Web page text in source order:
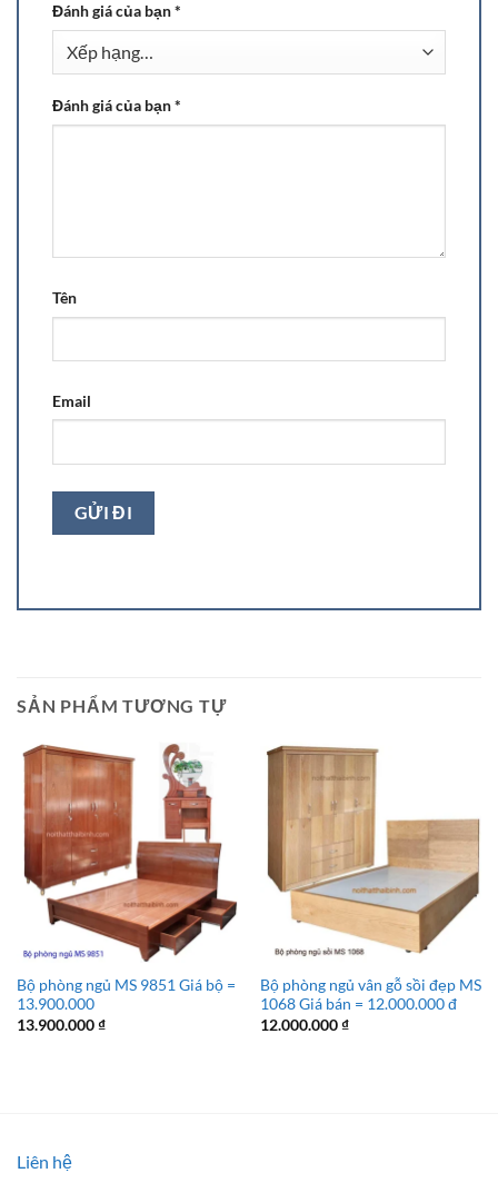
Đánh giá của bạn*
Đánh giá của bạn*
Tên
Email
SẢN PHẨM TƯƠNG TỰ
Bộ phòng ngủ MS 9851 Giá bộ =
13.900.000
13.900.000₫
Bộ phòng ngủ vân gỗ sồi đẹp MS
1068 Giá bán = 12.000.000 đ
12.000.000₫
Liên hệ